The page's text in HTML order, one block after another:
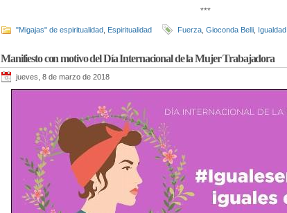
***
"Migajas" de espiritualidad Espiritualidad Fuerza Gioconda Belli Igualdad
Manifiesto con motivo del Día Internacional de la Mujer Trabajadora
jueves, 8 de marzo de 2018